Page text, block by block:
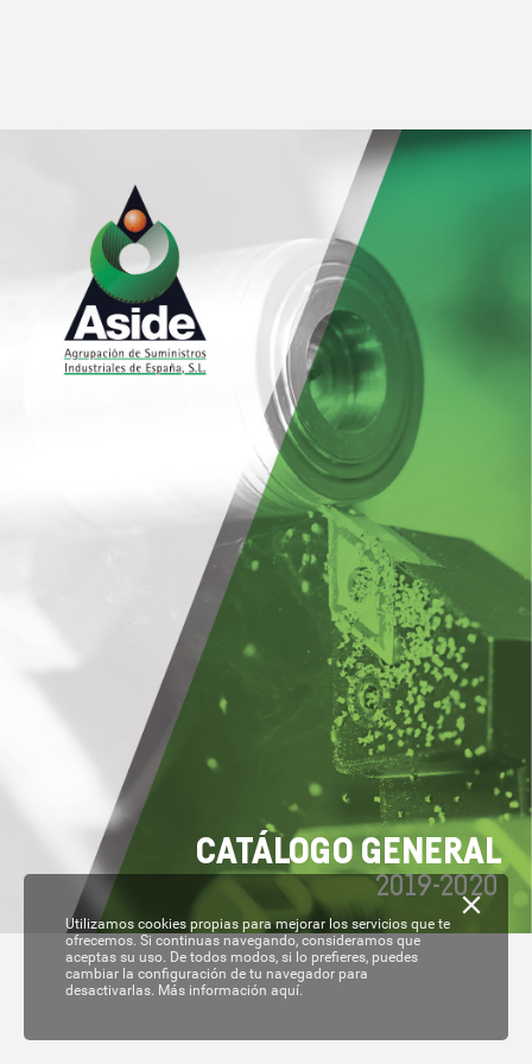
2019-2020
CATÁLOGO GENERAL
Utilizamos cookies propias para mejorar los servicios que te
ofrecemos. Si continuas navegando, consideramos que
aceptas su uso. De todos modos, si lo prefieres, puedes
cambiar la configuración de tu navegador para
desactivarlas. Más información aquí.